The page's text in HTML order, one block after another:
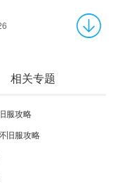
相关专题
服攻略
旧服攻略